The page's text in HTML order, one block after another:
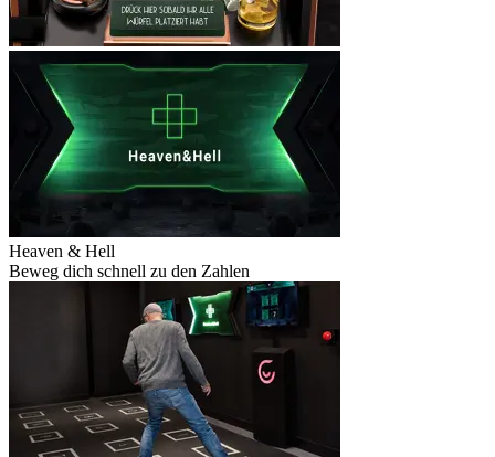
Heaven & Hell
Beweg dich schnell zu den Zahlen